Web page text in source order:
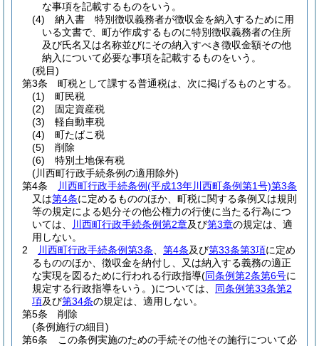
な事項を記載するものをいう。
(4)
納入書 特別徴収義務者が徴収金を納入するために用
いる文書で、町が作成するものに特別徴収義務者の住所
及び氏名又は名称並びにその納入すべき徴収金額その他
納入について必要な事項を記載するものをいう。
(税目)
第3条
町税として課する普通税は、次に掲げるものとする。
(1)
町民税
(2)
固定資産税
(3)
軽自動車税
(4)
町たばこ税
(5)
削除
(6)
特別土地保有税
(川西町行政手続条例の適用除外)
第4条
川西町行政手続条例(平成13年川西町条例第1号)第3条
又は第4条に定めるもののほか、町税に関する条例又は規則
等の規定による処分その他公権力の行使に当たる行為につ
いては、
川西町行政手続条例第2章及び第3章の規定は、適
用しない。
2
川西町行政手続条例第3条 第4条及び第33条第3項に定め
るもののほか、徴収金を納付し、又は納入する義務の適正
な実現を図るために行われる行政指導(同条例第2条第6号に
規定する行政指導をいう。)については、 同条例第33条第2
項及び第34条の規定は、適用しない。
第5条
削除
(条例施行の細目)
第6条
この条例実施のための手続その他その施行について必